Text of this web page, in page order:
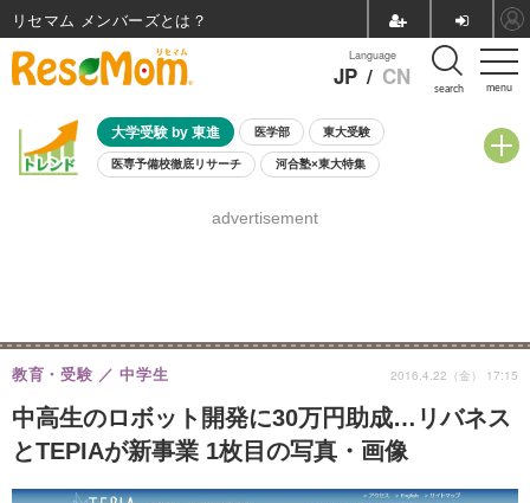
menu
Language
JP / CN search
大学受験 by 東進 医学部 東大受験
医専予備校徹底リサーチ 河合塾×東大特集
8月開催学校説明会・相談会
advertisement
中高生のロボット開発に30万円助成…リバネス
とTEPIAが新事業 1枚目の写真・画像
教育・受験 中学生 2016.4.22（金） 17:15
リセマム メンバーズ